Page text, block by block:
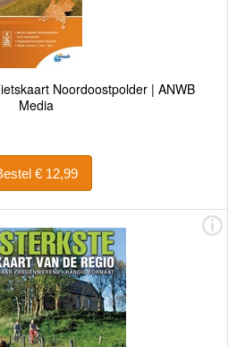
Noordoostpolder | ANWB
Media
Bestel € 12,99